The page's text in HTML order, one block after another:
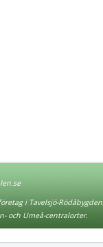
i Tavelsjö-Rödåbygden.
och Umeå-centralorter.